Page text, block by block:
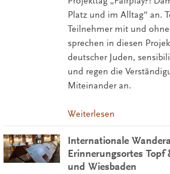
Platz und im Alltag“ an.
Teilnehmer mit und
sprechen in diesen
deutscher Juden,
und regen die
Miteinander an.
Weiterlesen
Internationale
Erinnerungsortes
und Wiesbaden